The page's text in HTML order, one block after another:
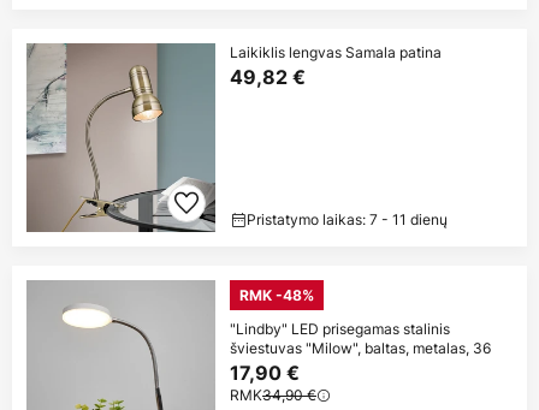
Laikiklis lengvas Samala patina
49,82 €
Pristatymo laikas: 7 - 11 dienų
RMK -48%
"Lindby" LED prisegamas stalinis
šviestuvas "Milow", baltas, metalas, 36
17,90 €
RMK34,90 €